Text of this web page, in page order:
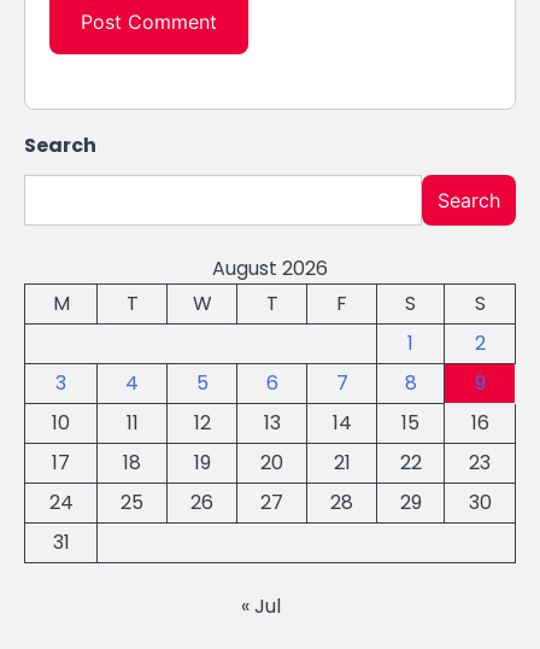
Search
Search
August 2026
M
T W T F S
S
1
2
3
4 5 6 7 8
9
10
11 12 13 14 15
16
17
18 19 20 21 22
23
24
25 26 27 28 29
30
31
« Jul